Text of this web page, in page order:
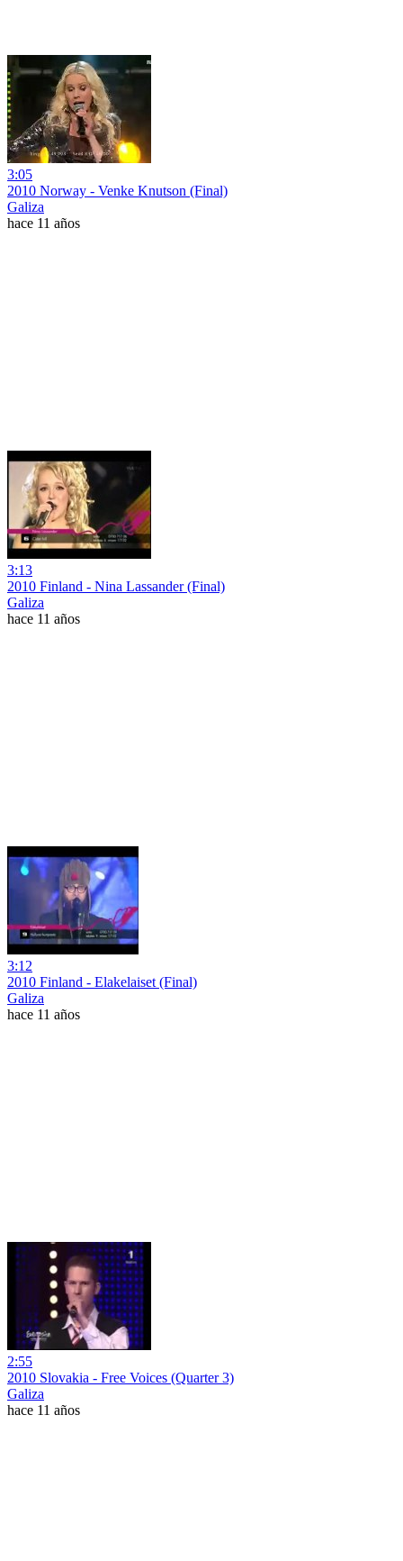
3:05
2010 Norway - Venke Knutson (Final)
Galiza
hace 11 años
3:13
2010 Finland - Nina Lassander (Final)
Galiza
hace 11 años
3:12
2010 Finland - Elakelaiset (Final)
Galiza
hace 11 años
2:55
2010 Slovakia - Free Voices (Quarter 3)
Galiza
hace 11 años